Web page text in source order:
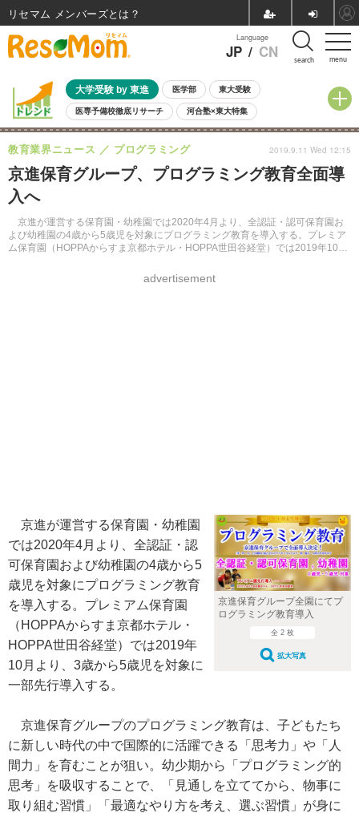
menu
Language
JP / CN search
大学受験 by 東進 医学部 東大受験
医専予備校徹底リサーチ 河合塾×東大特集
親子で考える大学選び 高校受験 中学受験 小学校受験
共通テスト 夏休み 8月開催学校説明会・相談会
8月開催イベント・WS 全国公立高校 過去問 人気記事
自由研究教材（小学生向け）
京進保育グループ、プログラミング教育全面導
入へ
京進が運営する保育園・幼稚園では2020年4月より、全認証・認可保育園お
よび幼稚園の4歳から5歳児を対象にプログラミング教育を導入する。プレミア
ム保育園（HOPPAからすま京都ホテル・HOPPA世田谷経堂）では2019年10月
教育業界ニュース プログラミング
advertisement
2019.9.11 Wed 12:15
京進保育グループ全園にてプ
ログラミング教育導入
全 2 枚
拡大写真
京進が運営する保育園・幼稚園
では2020年4月より、全認証・認
可保育園および幼稚園の4歳から5
歳児を対象にプログラミング教育
を導入する。プレミアム保育園
（HOPPAからすま京都ホテル・
HOPPA世田谷経堂）では2019年
10月より、3歳から5歳児を対象に
一部先行導入する。
京進保育グループのプログラミング教育は、子どもたち
に新しい時代の中で国際的に活躍できる「思考力」や「人
間力」を育むことが狙い。幼少期から「プログラミング的
思考」を吸収することで、「見通しを立ててから、物事に
取り組む習慣」「最適なやり方を考え、選ぶ習慣」が身に
リセマム メンバーズ